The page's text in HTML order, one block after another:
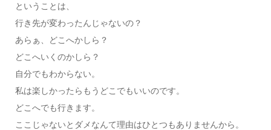
ということは、
行き先が変わったんじゃないの？
あらぁ、どこへかしら？
どこへいくのかしら？
自分でもわからない。
私は楽しかったらもうどこでもいいのです。
どこへでも行きます。
ここじゃないとダメなんて理由はひとつもありませんから。